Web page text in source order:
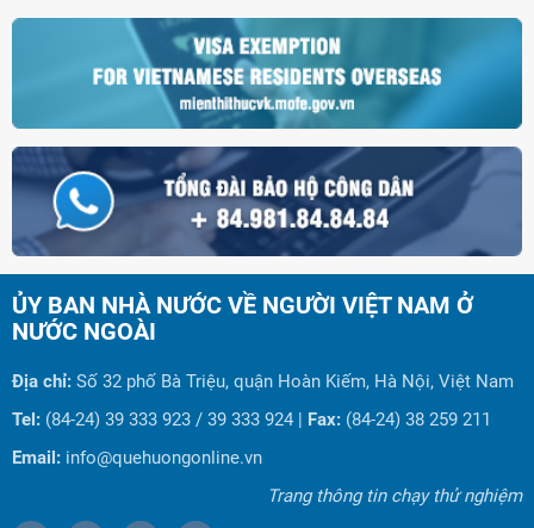
ỦY BAN NHÀ NƯỚC VỀ NGƯỜI VIỆT NAM Ở
NƯỚC NGOÀI
Địa chỉ: Số 32 phố Bà Triệu, quận Hoàn Kiếm, Hà Nội, Việt Nam
Tel: (84-24) 39 333 923 / 39 333 924 | Fax: (84-24) 38 259 211
Email: info@quehuongonline.vn
Trang thông tin chạy thử nghiệm